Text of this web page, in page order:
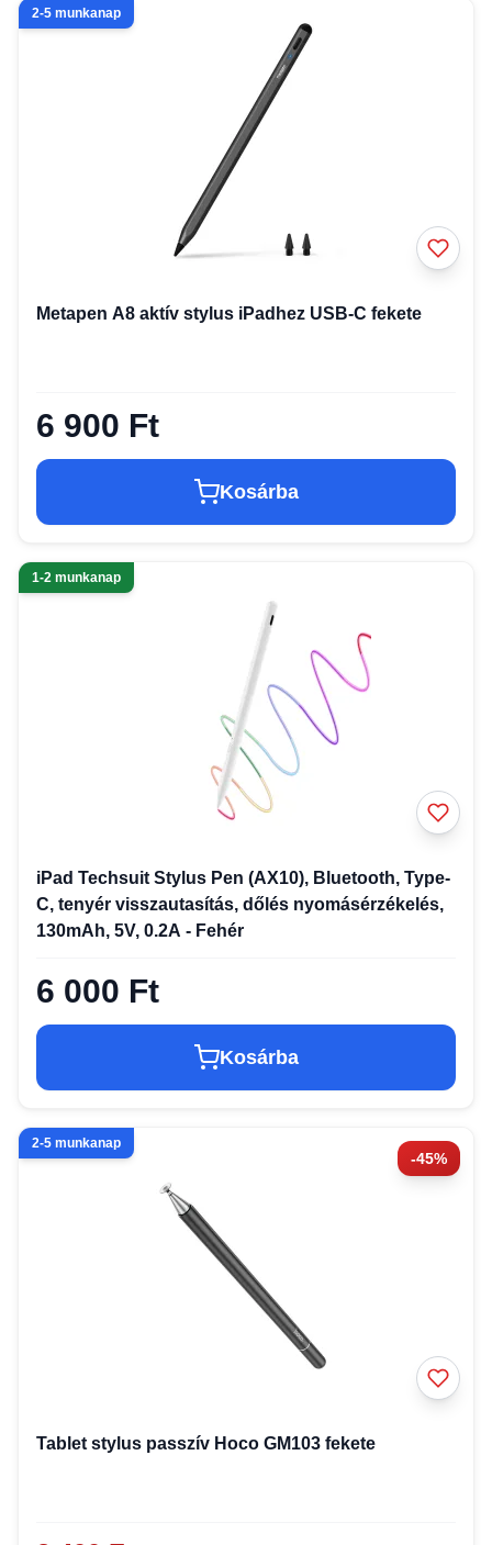
2-5 munkanap
Metapen A8 aktív stylus iPadhez USB-C fekete
6 900 Ft
Kosárba
1-2 munkanap
iPad Techsuit Stylus Pen (AX10), Bluetooth, Type-
C, tenyér visszautasítás, dőlés nyomásérzékelés,
130mAh, 5V, 0.2A - Fehér
6 000 Ft
Kosárba
-45%
2-5 munkanap
Tablet stylus passzív Hoco GM103 fekete